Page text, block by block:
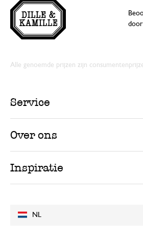
NL
door
Alle genoemde prijzen zijn
Service
Over ons
Inspiratie